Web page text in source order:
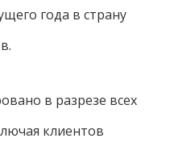
года в страну
в разрезе всех
клиентов